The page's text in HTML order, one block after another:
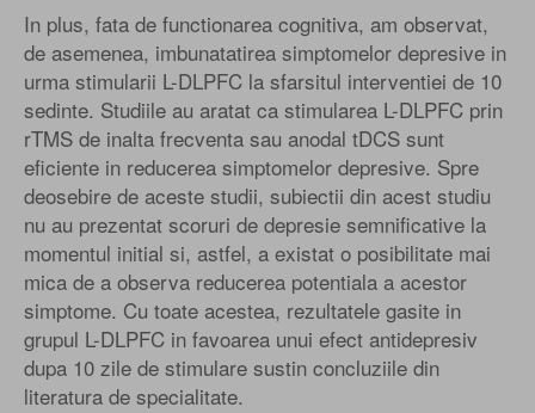
In plus, fata de functionarea cognitiva, am observat,
de asemenea, imbunatatirea simptomelor depresive in
urma stimularii L-DLPFC la sfarsitul interventiei de 10
sedinte. Studiile au aratat ca stimularea L-DLPFC prin
rTMS de inalta frecventa sau anodal tDCS sunt
eficiente in reducerea simptomelor depresive. Spre
deosebire de aceste studii, subiectii din acest studiu
nu au prezentat scoruri de depresie semnificative la
momentul initial si, astfel, a existat o posibilitate mai
mica de a observa reducerea potentiala a acestor
simptome. Cu toate acestea, rezultatele gasite in
grupul L-DLPFC in favoarea unui efect antidepresiv
dupa 10 zile de stimulare sustin concluziile din
literatura de specialitate.